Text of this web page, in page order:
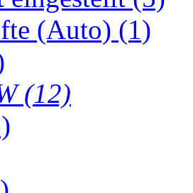
(Auto) (1)
(12)